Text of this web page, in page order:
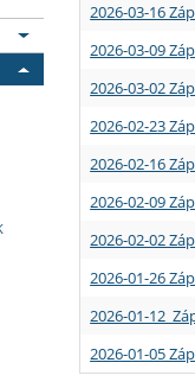
2026-03-16
2026-03-09
2026-03-02
2026-02-23
2026-02-16
2026-02-09
2026-02-02
2026-01-26
2026-01-12
2026-01-05